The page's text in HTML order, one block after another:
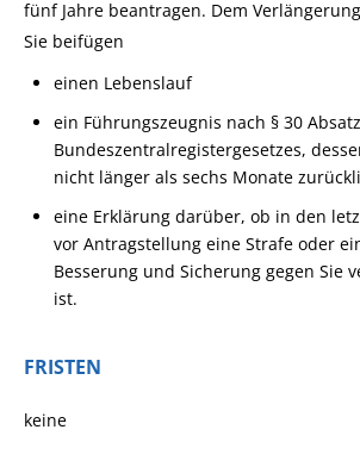
fünf Jahre beantragen. Dem
Sie beifügen
einen Lebenslauf
ein Führungszeugnis nach § 30
Bundeszentralregistergesetzes,
nicht länger als sechs Monate
eine Erklärung darüber, ob in den
vor Antragstellung eine Strafe oder
Besserung und Sicherung gegen Sie
ist.
FRISTEN
keine